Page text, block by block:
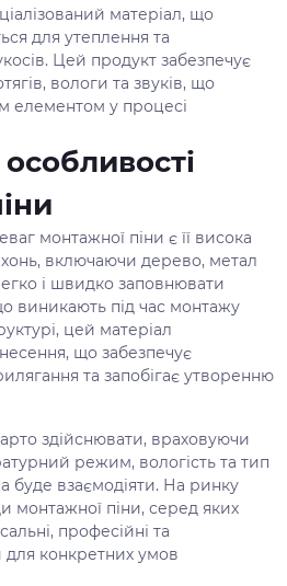
матеріал, що
для утеплення та
Цей продукт забезпечує
вологи та звуків, що
елементом у процесі
монтажної піни є її висока
включаючи дерево, метал
і швидко заповнювати
виникають під час монтажу
цей матеріал
що забезпечує
та запобігає утворенню
здійснювати, враховуючи
режим, вологість та тип
буде взаємодіяти. На ринку
монтажної піни, серед яких
професійні та
для конкретних умов